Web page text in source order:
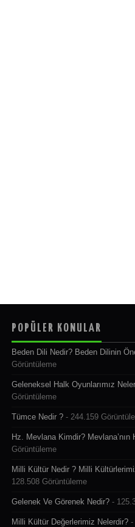
POPÜLER KONULAR
Beden Dili Nedir? Beden Dilinin
Görüntüleme
Geleneksel Halk Oyunlarımız
Görüntüleme
Tümce Nedir ?- 244.159
Hz. Mevlana Kimdir? Mevlana’nın
Görüntüleme
Milli Kültür Nedir ? Milli
128.508 Görüntüleme
Gelenek Ve Görenek Nedir?-
Milli Kültür Değerlerimiz Nelerdir?-